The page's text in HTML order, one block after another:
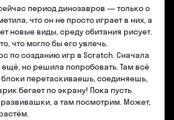
период динозавров — только о
что он не просто играет в них, а
новые виды, среду обитания рисует.
что могло бы его увлечь.
по созданию игр в Scratch. Сначала
но решила попробовать. Там всё
блоки перетаскиваешь, соединяешь,
бегает по экрану! Пока пусть
развивашки, а там посмотрим. Может,